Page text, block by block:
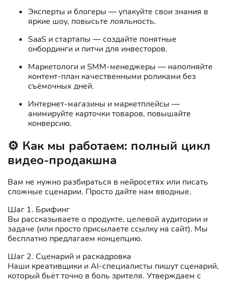
Эксперты и блогеры — упакуйте свои знания в
яркие шоу, повысьте лояльность.
SaaS и стартапы — создайте понятные
онбординги и питчи для инвесторов.
Маркетологи и SMM-менеджеры — наполняйте
контент-план качественными роликами без
съёмочных дней.
Интернет-магазины и маркетплейсы —
анимируйте карточки товаров, повышайте
конверсию.
⚙️ Как мы работаем: полный цикл
видео-продакшна
Вам не нужно разбираться в нейросетях или писать
сложные сценарии. Просто дайте нам вводные.
Шаг 1. Брифинг
Вы рассказываете о продукте, целевой аудитории и
задаче (или просто присылаете ссылку на сайт). Мы
бесплатно предлагаем концепцию.
Шаг 2. Сценарий и раскадровка
Наши креативщики и AI-специалисты пишут сценарий,
который бьёт точно в боль зрителя. Утверждаем с